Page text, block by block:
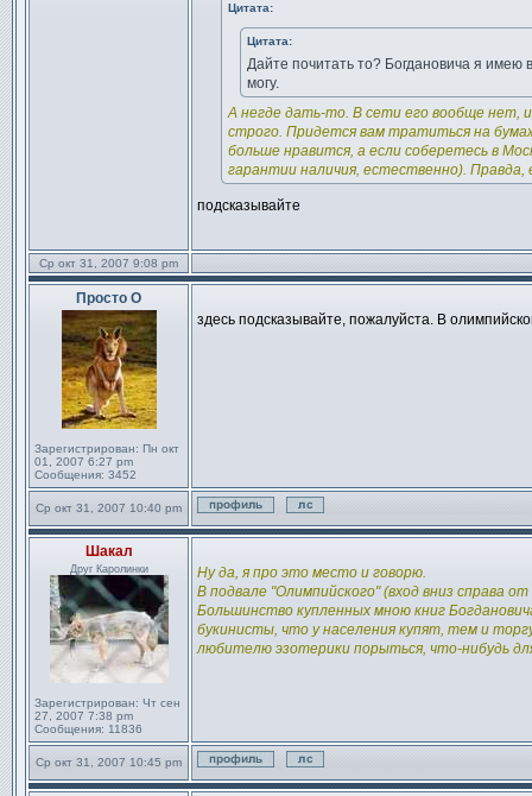
Цитата:
Цитата:
Дайте почитать то? Богдановича я имею
могу.
А негде дать-то. В сети его вообще нет,
строго. Придется вам тратиться на
больше нравится, а если соберетесь в
гарантии наличия, естественно). Правда,
подсказывайте
Ср окт 31, 2007 9:08 pm
Просто О
Зарегистрирован: Пн окт
01, 2007 6:27 pm
Сообщения: 3452
здесь подсказывайте, пожалуйста. В
Ср окт 31, 2007 10:40 pm
Профиль
Отправить личное
Шакал
Друг Каролинки
Зарегистрирован: Чт сен
27, 2007 7:38 pm
Сообщения: 11836
Сообщение
Ну да, я про это место и говорю.
В подвале "Олимпийского" (вход вниз справа
Большинство купленных мною книг
букинисты, что у населения купят, тем и
любителю эзотерики порыться, что-нибудь
Ср окт 31, 2007 10:45 pm
Профиль
Отправить личное